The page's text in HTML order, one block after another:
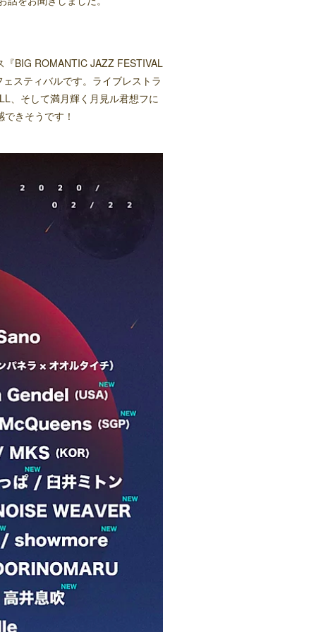
BIG ROMANTIC JAZZ FESTIVAL
スティバルです。ライブレストラ
、そして満月輝く月見ル君想フに
きそうです！